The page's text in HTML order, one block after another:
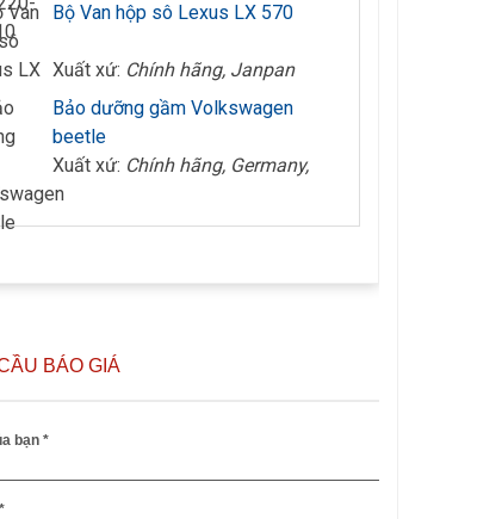
Bộ Van hộp sô Lexus LX 570
Xuất xứ: Chính hãng, Janpan
Bảo dưỡng gầm Volkswagen
beetle
Xuất xứ: Chính hãng, Germany,
BÁO GIÁ
bạn *